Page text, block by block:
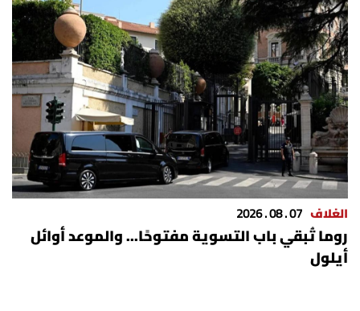
الغلاف 07 . 08 . 2026
روما تُبقي باب التسوية مفتوحًا... والموعد أوائل
أيلول